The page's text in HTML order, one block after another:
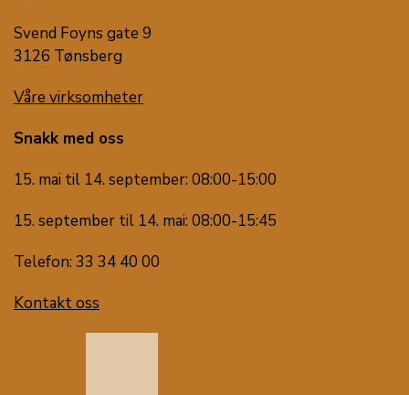
Svend Foyns gate 9
3126 Tønsberg
Våre virksomheter
Snakk med oss
15. mai til 14. september: 08:00-15:00
15. september til 14. mai: 08:00-15:45
Telefon: 33 34 40 00
Kontakt oss